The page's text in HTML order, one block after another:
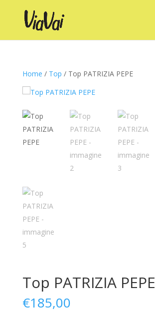
Home / Top / Top PATRIZIA PEPE
Top PATRIZIA PEPE
€185,00